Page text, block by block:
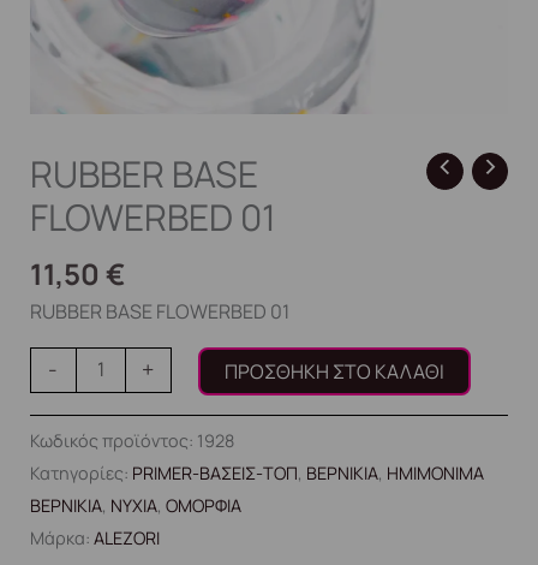
RUBBER BASE
FLOWERBED 01
11,50 €
RUBBER BASE FLOWERBED 01
- + ΠΡΟΣΘΉΚΗ ΣΤΟ ΚΑΛΆΘΙ
Κωδικός προϊόντος: 1928
Κατηγορίες: PRIMER-ΒΑΣΕΙΣ-ΤΟΠ, ΒΕΡΝΙΚΙΑ, ΗΜΙΜΟΝΙΜΑ
ΒΕΡΝΙΚΙΑ, ΝΥΧΙΑ, ΟΜΟΡΦΙΑ
Μάρκα: ALEZORI